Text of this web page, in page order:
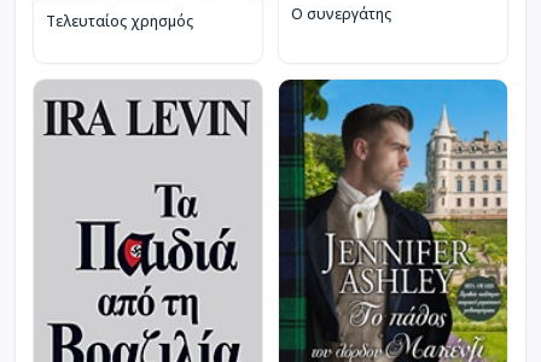
Τελευταίος χρησμός Ο συνεργάτης